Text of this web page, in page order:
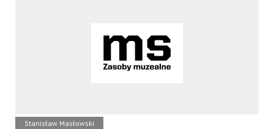
Stanisław Masłowski